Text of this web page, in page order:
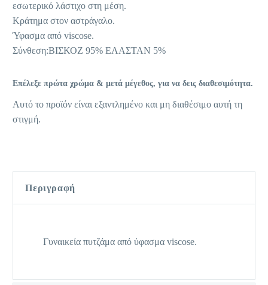
εσωτερικό λάστιχο στη μέση.
Κράτημα στον αστράγαλο.
Ύφασμα από viscose.
Σύνθεση:ΒΙΣΚΟΖ 95% ΕΛΑΣΤΑΝ 5%
Επέλεξε πρώτα χρώμα & μετά μέγεθος, για να δεις διαθεσιμότητα.
Αυτό το προϊόν είναι εξαντλημένο και μη διαθέσιμο αυτή τη
στιγμή.
Περιγραφή
Γυναικεία πυτζάμα από ύφασμα viscose.